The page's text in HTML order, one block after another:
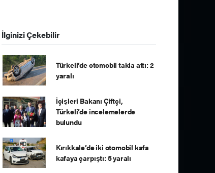
İlginizi Çekebilir
Türkeli’de otomobil takla attı: 2
yaralı
İçişleri Bakanı Çiftçi,
Türkeli’de incelemelerde
bulundu
Kırıkkale’de iki otomobil kafa
kafaya çarpıştı: 5 yaralı